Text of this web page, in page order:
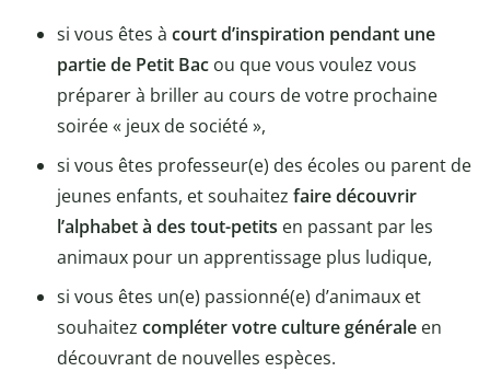
si vous êtes à court d’inspiration pendant une
partie de Petit Bac ou que vous voulez vous
préparer à briller au cours de votre prochaine
soirée « jeux de société »,
si vous êtes professeur(e) des écoles ou parent de
jeunes enfants, et souhaitez faire découvrir
l’alphabet à des tout-petits en passant par les
animaux pour un apprentissage plus ludique,
si vous êtes un(e) passionné(e) d’animaux et
souhaitez compléter votre culture générale en
découvrant de nouvelles espèces.